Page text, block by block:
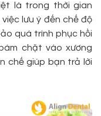
là trong thời gian
lưu ý đến chế độ
quá trình phục hồi
chặt vào xương
chế giúp bạn trả lời